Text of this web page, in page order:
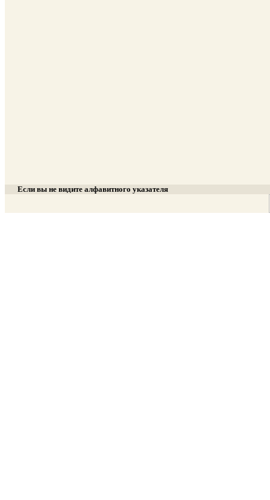
Если вы не видите алфавитного указателя